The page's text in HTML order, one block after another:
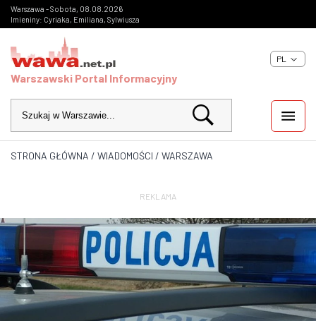
Warszawa - Sobota, 08.08.2026
Imieniny: Cyriaka, Emiliana, Sylwiusza
Warszawski Portal Informacyjny
PL
WIADOMOŚCI
IMPREZY
KULTURA
ZDJĘCIA
STRONA GŁÓWNA / WIADOMOŚCI / WARSZAWA
REKLAMA